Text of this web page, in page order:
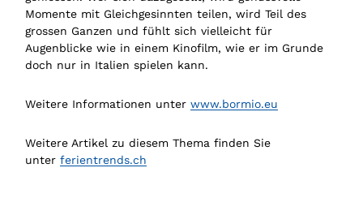
Momente mit Gleichgesinnten teilen, wird Teil des
grossen Ganzen und fühlt sich vielleicht für
Augenblicke wie in einem Kinofilm, wie er im Grunde
doch nur in Italien spielen kann.
Weitere Informationen unter www.bormio.eu
Weitere Artikel zu diesem Thema finden Sie
unter ferientrends.ch